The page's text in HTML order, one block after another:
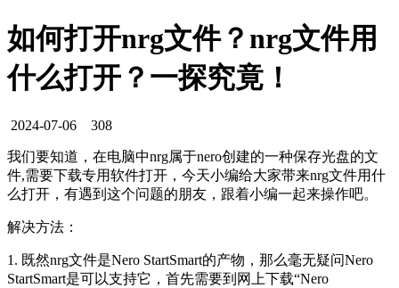
如何打开nrg文件？nrg文件用
什么打开？一探究竟！
2024-07-06 308
我们要知道，在电脑中nrg属于nero创建的一种保存光盘的文
件,需要下载专用软件打开，今天小编给大家带来nrg文件用什
么打开，有遇到这个问题的朋友，跟着小编一起来操作吧。
解决方法：
1. 既然nrg文件是Nero StartSmart的产物，那么毫无疑问Nero
StartSmart是可以支持它，首先需要到网上下载“Nero